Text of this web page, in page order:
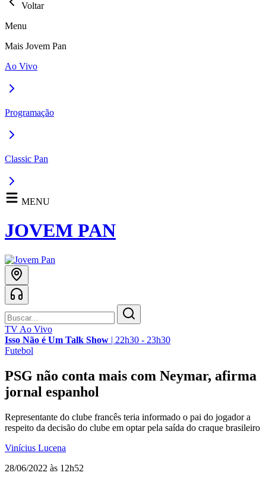
Voltar
Menu
Mais Jovem Pan
Ao Vivo
Programação
Classic Pan
MENU
JOVEM PAN
TV Ao Vivo
Isso Não é Um Talk Show | 22h30 - 23h30
Futebol
PSG não conta mais com Neymar, afirma
jornal espanhol
Representante do clube francês teria informado o pai do jogador a
respeito da decisão do clube em optar pela saída do craque brasileiro
Vinícius Lucena
28/06/2022 às 12h52